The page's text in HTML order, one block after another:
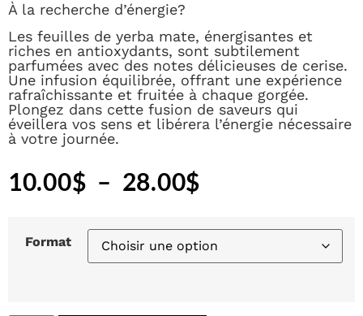
À la recherche d’énergie?
Les feuilles de yerba mate, énergisantes et
riches en antioxydants, sont subtilement
parfumées avec des notes délicieuses de cerise.
Une infusion équilibrée, offrant une expérience
rafraîchissante et fruitée à chaque gorgée.
Plongez dans cette fusion de saveurs qui
éveillera vos sens et libérera l’énergie nécessaire
à votre journée.
10.00$ – 28.00$
Format